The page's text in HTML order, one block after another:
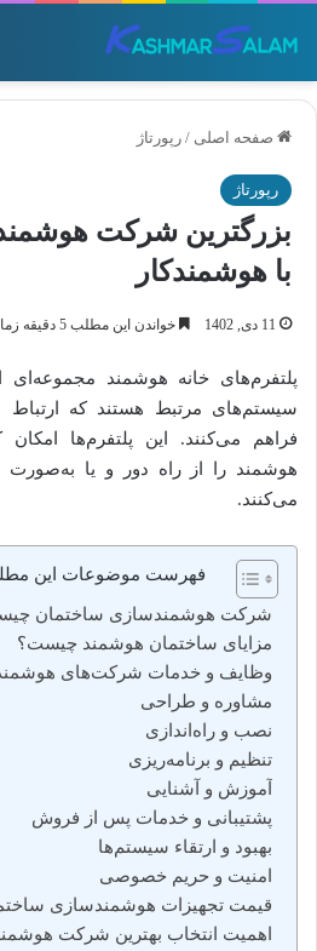
صفحه اصلی / رپورتاژ
رپورتاژ
بزرگترین شرکت
با هوشمندکار
11 دی, 1402 خواندن این مطلب 5 دقیقه زمان میبرد
پلتفرم‌های خانه هوشمند مجموعه‌ای
سیستم‌های مرتبط هستند که ارتباط
فراهم می‌کنند. این پلتفرم‌ها
هوشمند را از راه دور و یا به‌صورت
می‌کنند.
فهرست موضوعات این
شرکت هوشمندسازی ساختمان
مزایای ساختمان هوشمند چیست؟
وظایف و خدمات شرکت‌های
مشاوره و طراحی
نصب و راه‌اندازی
تنظیم و برنامه‌ریزی
آموزش و آشنایی
پشتیبانی و خدمات پس از فروش
بهبود و ارتقاء سیستم‌ها
امنیت و حریم خصوصی
قیمت تجهیزات هوشمندسازی
اهمیت انتخاب بهترین شرکت